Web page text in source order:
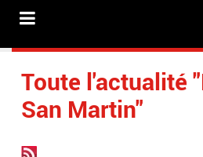
Toute l'actualité
San Martin"